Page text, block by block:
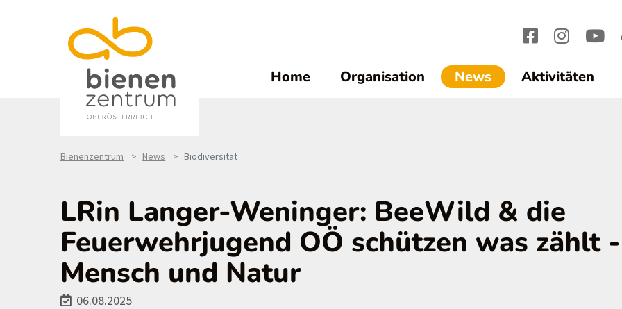
Home Organisation News(current)1
Aktivitäten
Bienenzentrum News Biodiversität
LRin Langer-Weninger: BeeWild & die
Feuerwehrjugend OÖ schützen was zählt -
Mensch und Natur
06.08.2025